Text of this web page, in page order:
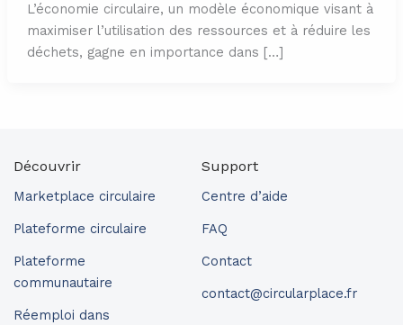
L’économie circulaire, un modèle économique visant à
maximiser l’utilisation des ressources et à réduire les
déchets, gagne en importance dans […]
Découvrir
Marketplace circulaire
Plateforme circulaire
Plateforme
communautaire
Réemploi dans
Support
Centre d’aide
FAQ
Contact
contact@circularplace.fr